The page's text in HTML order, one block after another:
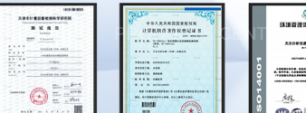
PRODUCTS CENTER